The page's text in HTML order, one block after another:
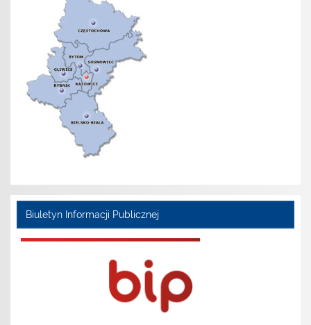
Biuletyn Informacji Publicznej